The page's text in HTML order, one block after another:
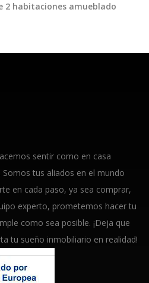
2 habitaciones amueblado
sentir como en casa
tus aliados en el mundo
en cada paso, ya sea comprar,
experto, prometemos hacer tu
como sea posible. ¡Deja que
tu sueño inmobiliario en realidad!